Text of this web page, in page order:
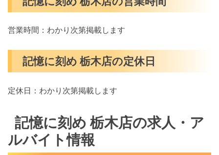
営業時間：わかり次第掲載します
記憶に刻め 栃木店の定休日
定休日：わかり次第掲載します
記憶に刻め 栃木店の求人・ア
ルバイト情報